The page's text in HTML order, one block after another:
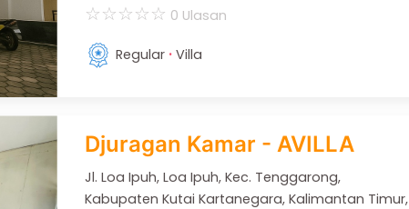
☆☆☆☆☆ 0 Ulasan
Regular · Villa
Djuragan Kamar - AVILLA
Jl. Loa Ipuh, Loa Ipuh, Kec. Tenggarong,
Kabupaten Kutai Kartanegara, Kalimantan Timur,